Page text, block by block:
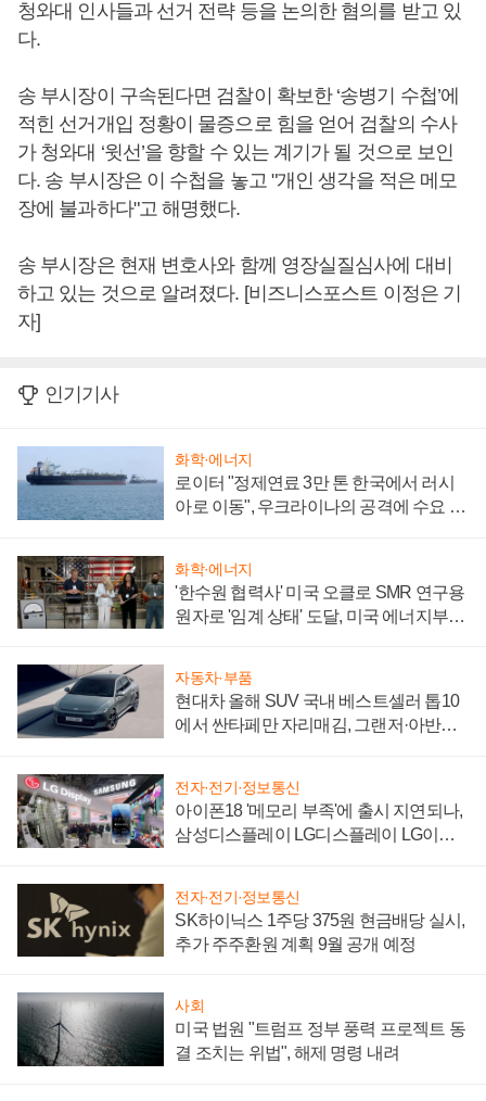
청와대 인사들과 선거 전략 등을 논의한 혐의를 받고 있
다.
송 부시장이 구속된다면 검찰이 확보한 ‘송병기 수첩’에
적힌 선거개입 정황이 물증으로 힘을 얻어 검찰의 수사
가 청와대 ‘윗선’을 향할 수 있는 계기가 될 것으로 보인
다. 송 부시장은 이 수첩을 놓고 "개인 생각을 적은 메모
장에 불과하다"고 해명했다.
송 부시장은 현재 변호사와 함께 영장실질심사에 대비
하고 있는 것으로 알려졌다. [비즈니스포스트 이정은 기
자]
인기기사
화학·에너지
로이터 "정제연료 3만 톤 한국에서 러시
아로 이동", 우크라이나의 공격에 수요 늘
화학·에너지
'한수원 협력사' 미국 오클로 SMR 연구용
원자로 '임계 상태' 도달, 미국 에너지부
자동차·부품
현대차 올해 SUV 국내 베스트셀러 톱10
에서 싼타페만 자리매김, 그랜저·아반떼
전자·전기·정보통신
아이폰18 '메모리 부족'에 출시 지연되나,
삼성디스플레이 LG디스플레이 LG이노
전자·전기·정보통신
SK하이닉스 1주당 375원 현금배당 실시,
추가 주주환원 계획 9월 공개 예정
사회
미국 법원 "트럼프 정부 풍력 프로젝트 동
결 조치는 위법", 해제 명령 내려